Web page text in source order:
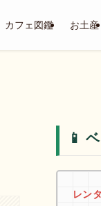
カフェ図鑑 お土産
📱
レン